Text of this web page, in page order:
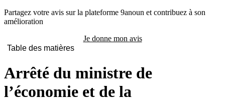
Partagez votre avis sur la plateforme 9anoun et contribuez à son
amélioration
Je donne mon avis
Table des matières
Arrêté du ministre de
l’économie et de la